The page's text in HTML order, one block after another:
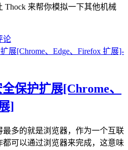
Thock 来帮你模拟一下其他机械
论
保护扩展[Chrome、
]
多的就是浏览器，作为一个互联
都可以通过浏览器来完成，这意味